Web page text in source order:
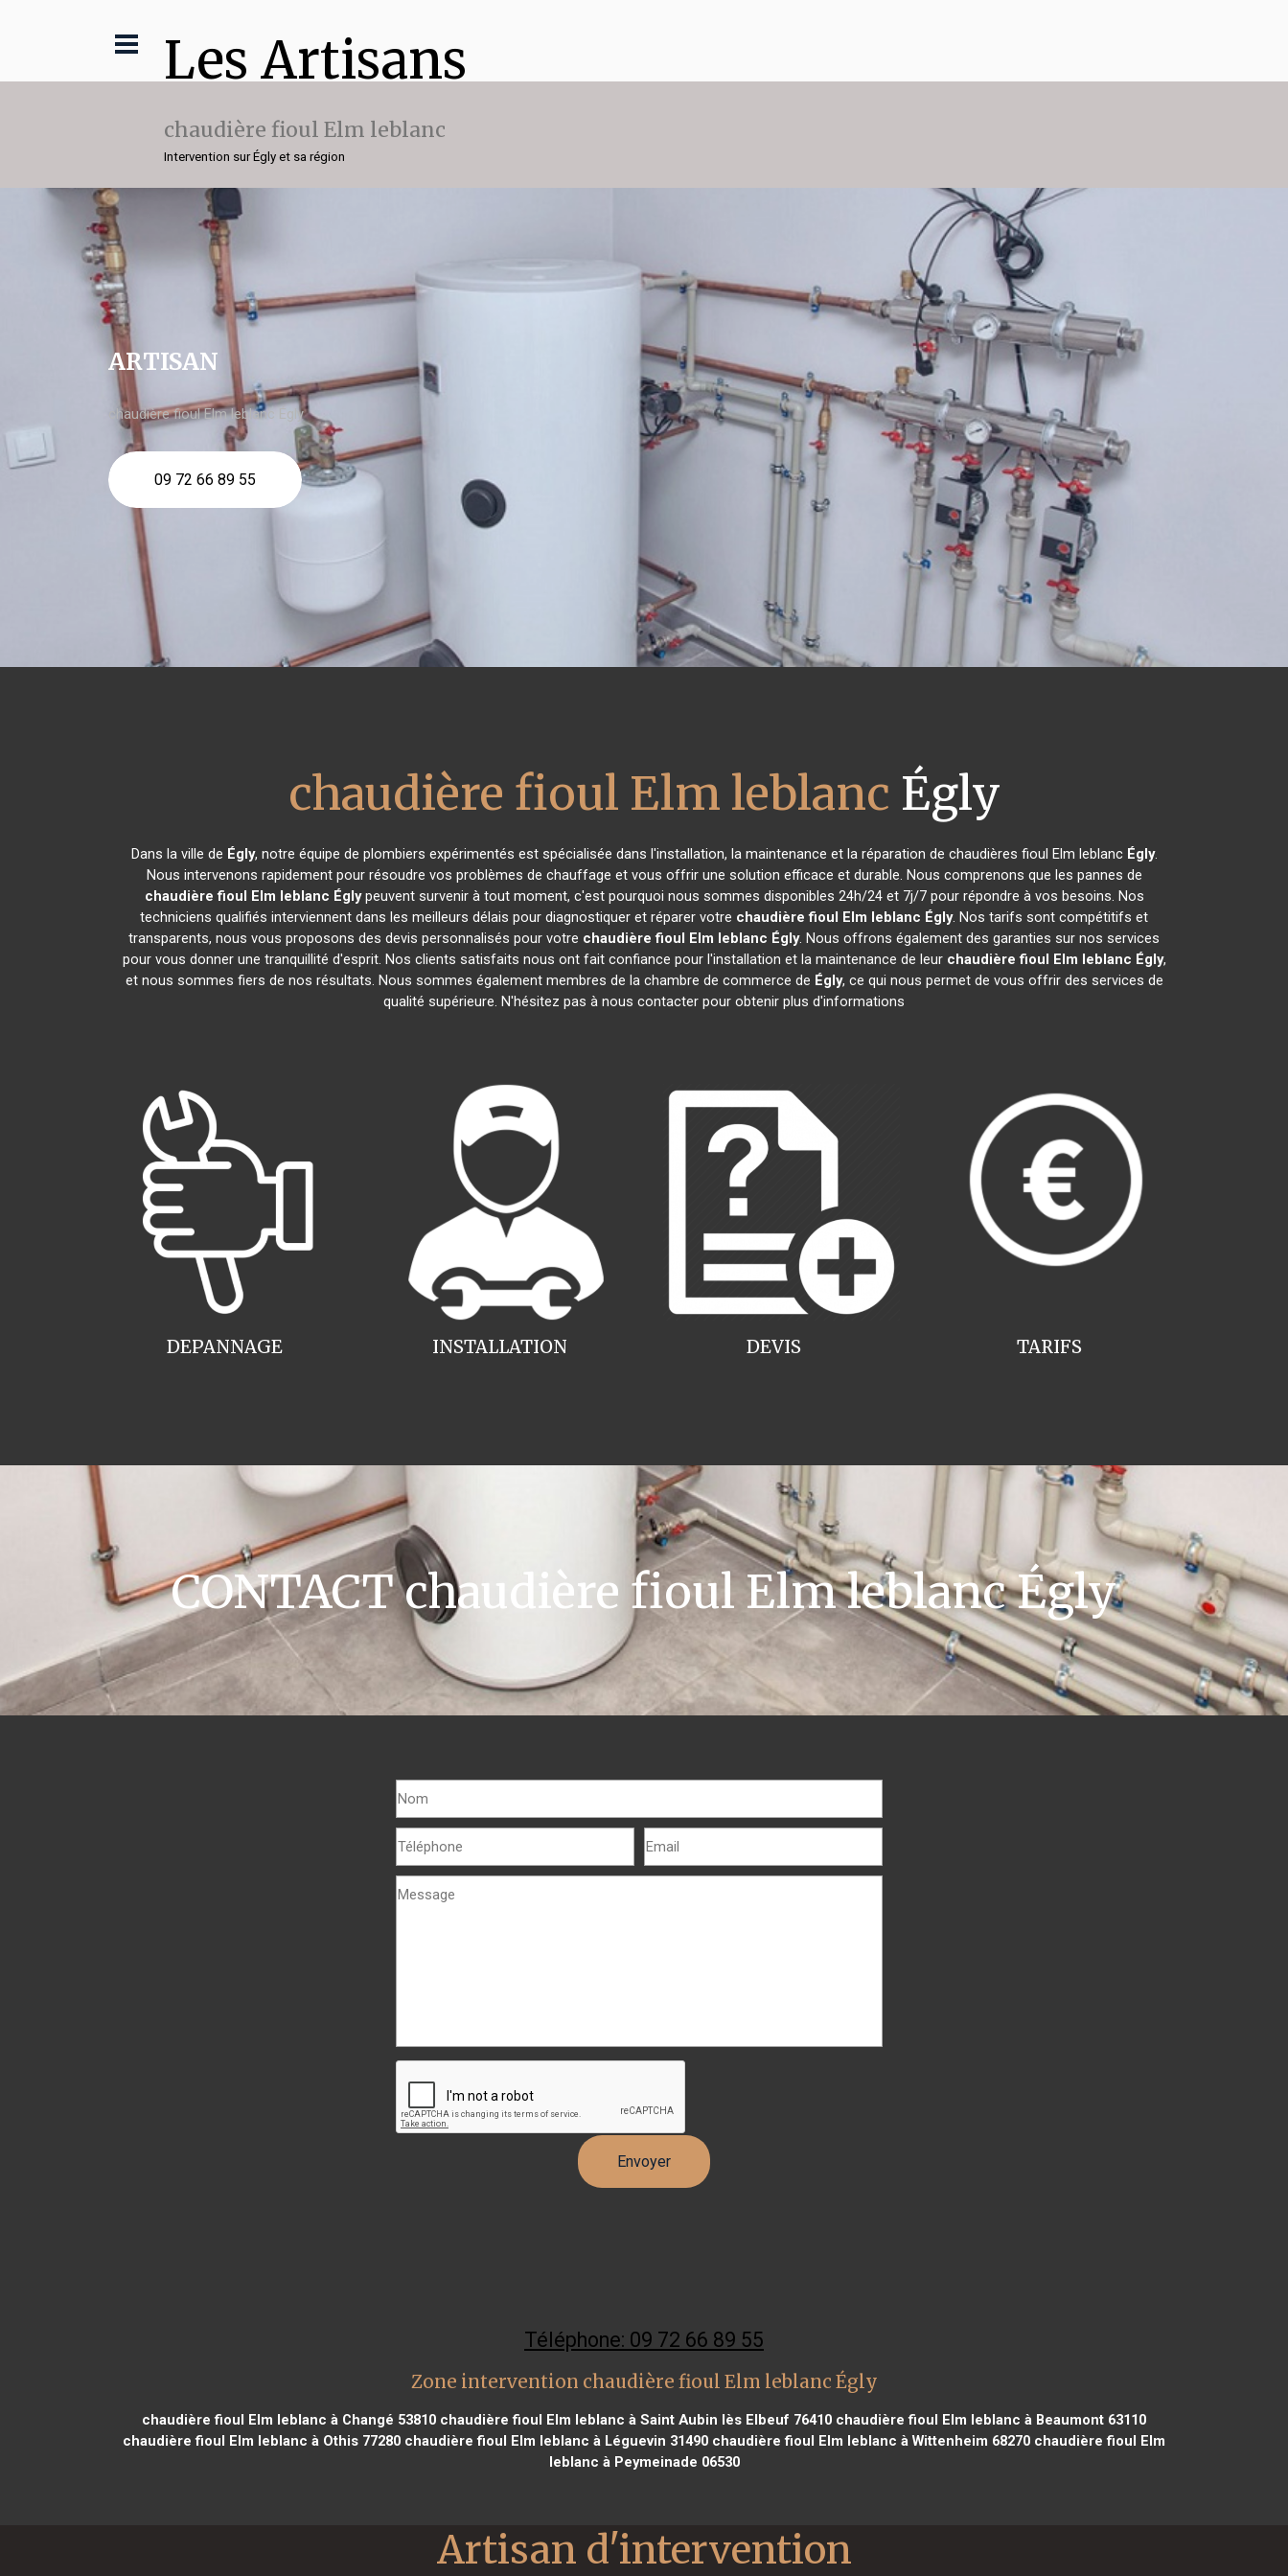
Les Artisans
chaudière fioul Elm leblanc
Intervention sur Égly et sa région
ARTISAN
chaudière fioul Elm leblanc Égly
09 72 66 89 55
chaudière fioul Elm leblanc Égly
Dans la ville de Égly, notre équipe de plombiers expérimentés est spécialisée dans l'installation, la maintenance et la réparation de chaudières fioul Elm leblanc Égly.
Nous intervenons rapidement pour résoudre vos problèmes de chauffage et vous offrir une solution efficace et durable. Nous comprenons que les pannes de
chaudière fioul Elm leblanc Églypeuvent survenir à tout moment, c'est pourquoi nous sommes disponibles 24h/24 et 7j/7 pour répondre à vos besoins. Nos
techniciens qualifiés interviennent dans les meilleurs délais pour diagnostiquer et réparer votre chaudière fioul Elm leblanc Égly. Nos tarifs sont compétitifs et
transparents, nous vous proposons des devis personnalisés pour votre chaudière fioul Elm leblanc Égly. Nous offrons également des garanties sur nos services
pour vous donner une tranquillité d'esprit. Nos clients satisfaits nous ont fait confiance pour l'installation et la maintenance de leur chaudière fioul Elm leblanc Égly,
et nous sommes fiers de nos résultats. Nous sommes également membres de la chambre de commerce de Égly, ce qui nous permet de vous offrir des services de
qualité supérieure. N'hésitez pas à nous contacter pour obtenir plus d'informations
INSTALLATION
DEPANNAGE TARIFS
DEVIS
CONTACT chaudière fioul Elm leblanc Égly
Téléphone: 09 72 66 89 55
Zone intervention chaudière fioul Elm leblanc Égly
chaudière fioul Elm leblanc à Changé 53810 chaudière fioul Elm leblanc à Saint Aubin lès Elbeuf 76410 chaudière fioul Elm leblanc à Beaumont 63110
chaudière fioul Elm leblanc à Othis 77280 chaudière fioul Elm leblanc à Léguevin 31490 chaudière fioul Elm leblanc à Wittenheim 68270 chaudière fioul Elm
leblanc à Peymeinade 06530
Artisan d'intervention